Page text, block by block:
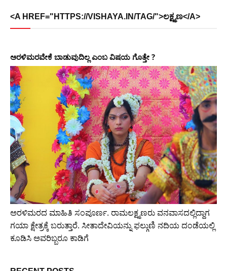
<A HREF="HTTPS://VISHAYA.IN/TAG/">ಲಕ್ಷ್ಮಣ</A>
ಅರಳಿಮರವೇಕೆ ಬಾಡುವುದಿಲ್ಲ ಎಂಬ ವಿಷಯ ಗೊತ್ತೇ ?
ಅರಳಿ‌ಮರದ ಮಾಹಿತಿ ಸಂಪೂರ್ಣ. ರಾಮಲಕ್ಷ್ಮಣರು ವನವಾಸದಲ್ಲಿದ್ದಾಗ
ಗಯಾ ಕ್ಷೇತ್ರಕ್ಕೆ ಬರುತ್ತಾರೆ. ಸೀತಾದೇವಿಯನ್ನು ಫಲ್ಗುಣಿ ನದಿಯ ದಂಡೆಯಲ್ಲಿ
ಕೂಡಿಸಿ ಅವರಿಬ್ಬರೂ ಕಾಡಿಗೆ